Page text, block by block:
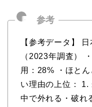
【参考データ】
（2023年調査）
用：28% ・ほと
い理由の上位：
中で外れる・破れ